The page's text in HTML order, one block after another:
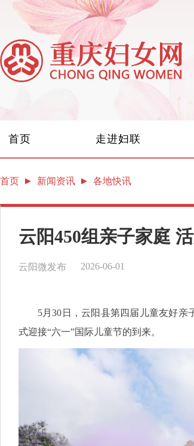
首页 走进妇联
首页 新闻资讯 各地快讯
云阳450组亲子家庭
云阳微发布 2026-06-01
5月30日，云阳县第四届儿童友好
式迎接“六一”国际儿童节的到来。